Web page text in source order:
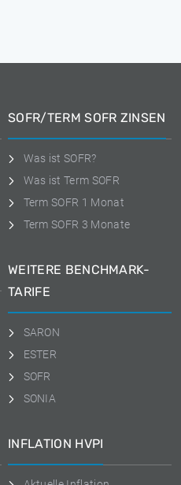
SOFR/TERM SOFR ZINSEN
Was ist SOFR?
Was ist Term SOFR
Term SOFR 1 Monat
Term SOFR 3 Monate
WEITERE BENCHMARK-
TARIFE
SARON
ESTER
SOFR
SONIA
INFLATION HVPI